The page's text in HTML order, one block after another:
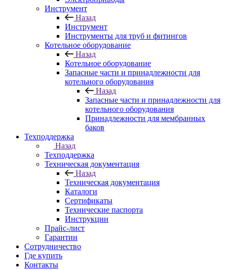
Инструмент
Назад
Инструмент
Инструменты для труб и фитингов
Котельное оборудование
Назад
Котельное оборудование
Запасные части и принадлежности для
котельного оборудования
Назад
Запасные части и принадлежности для
котельного оборудования
Принадлежности для мембранных
баков
Техподдержка
Назад
Техподдержка
Техническая документация
Назад
Техническая документация
Каталоги
Сертификаты
Технические паспорта
Инструкции
Прайс-лист
Гарантии
Сотрудничество
Где купить
Контакты